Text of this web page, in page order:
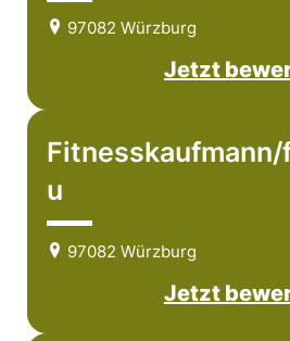
97082 Würzburg
Jetzt
Fitnesskaufmann/
u
97082 Würzburg
Jetzt